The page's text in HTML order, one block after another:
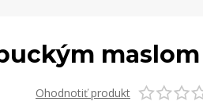
maslom
Ohodnotiť produkt